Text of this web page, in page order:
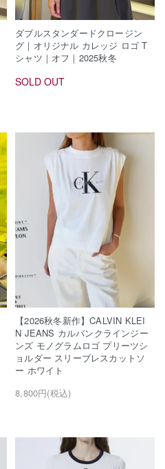
ダブルスタンダードクロージン
グ｜オリジナル カレッジ ロゴ T
シャツ｜オフ｜2025秋冬
SOLD OUT
【2026秋冬新作】CALVIN KLEI
N JEANS カルバンクラインジー
ンズ モノグラムロゴ プリーツシ
ョルダー スリーブレスカットソ
ー ホワイト
8,800円(税込)